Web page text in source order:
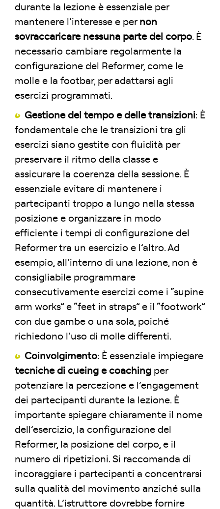
durante la lezione è essenziale per
mantenere l’interesse e per non
sovraccaricare nessuna parte del corpo. È
necessario cambiare regolarmente la
configurazione del Reformer, come le
molle e la footbar, per adattarsi agli
esercizi programmati.
Gestione del tempo e delle transizioni: È
fondamentale che le transizioni tra gli
esercizi siano gestite con fluidità per
preservare il ritmo della classe e
assicurare la coerenza della sessione. È
essenziale evitare di mantenere i
partecipanti troppo a lungo nella stessa
posizione e organizzare in modo
efficiente i tempi di configurazione del
Reformer tra un esercizio e l’altro. Ad
esempio, all’interno di una lezione, non è
consigliabile programmare
consecutivamente esercizi come i “supine
arm works” e “feet in straps” e il “footwork”
con due gambe o una sola, poiché
richiedono l’uso di molle differenti.
Coinvolgimento: È essenziale impiegare
tecniche di cueing e coaching per
potenziare la percezione e l’engagement
dei partecipanti durante la lezione. È
importante spiegare chiaramente il nome
dell’esercizio, la configurazione del
Reformer, la posizione del corpo, e il
numero di ripetizioni. Si raccomanda di
incoraggiare i partecipanti a concentrarsi
sulla qualità del movimento anziché sulla
quantità. L’istruttore dovrebbe fornire